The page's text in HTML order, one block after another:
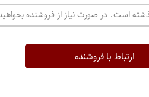
است. در صورت نیاز از فروشنده
ارتباط با فروشنده